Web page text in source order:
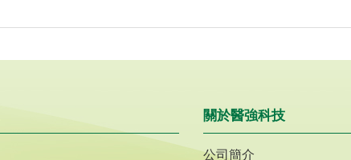
關於醫強科技
公司簡介